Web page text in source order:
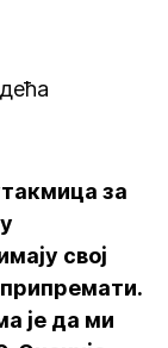
за
свој
је да ми